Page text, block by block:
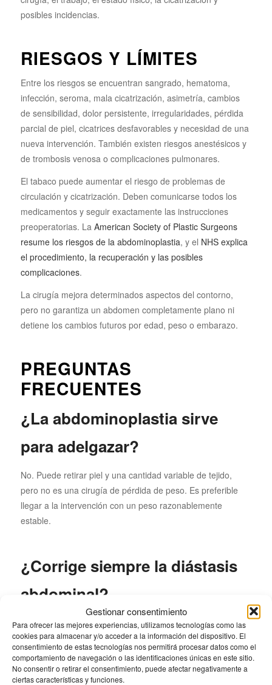
Gestionar consentimiento
Para ofrecer las mejores experiencias, utilizamos tecnologías como las
cookies para almacenar y/o acceder a la información del dispositivo. El
consentimiento de estas tecnologías nos permitirá procesar datos como el
comportamiento de navegación o las identificaciones únicas en este sitio.
No consentir o retirar el consentimiento, puede afectar negativamente a
ciertas características y funciones.
posibles incidencias.
RIESGOS Y LÍMITES
Entre los riesgos se encuentran sangrado, hematoma,
infección, seroma, mala cicatrización, asimetría, cambios
de sensibilidad, dolor persistente, irregularidades, pérdida
parcial de piel, cicatrices desfavorables y necesidad de una
nueva intervención. También existen riesgos anestésicos y
de trombosis venosa o complicaciones pulmonares.
El tabaco puede aumentar el riesgo de problemas de
circulación y cicatrización. Deben comunicarse todos los
medicamentos y seguir exactamente las instrucciones
preoperatorias. La American Society of Plastic Surgeons
resume los riesgos de la abdominoplastia, y el NHS explica
el procedimiento, la recuperación y las posibles
complicaciones.
La cirugía mejora determinados aspectos del contorno,
pero no garantiza un abdomen completamente plano ni
detiene los cambios futuros por edad, peso o embarazo.
PREGUNTAS
FRECUENTES
¿La abdominoplastia sirve
para adelgazar?
No. Puede retirar piel y una cantidad variable de tejido,
pero no es una cirugía de pérdida de peso. Es preferible
llegar a la intervención con un peso razonablemente
estable.
¿Corrige siempre la diástasis
abdominal?
La pared muscular se explora y puede repararse si está
indicado. La existencia, extensión y síntomas de una
diástasis deben valorarse individualmente.